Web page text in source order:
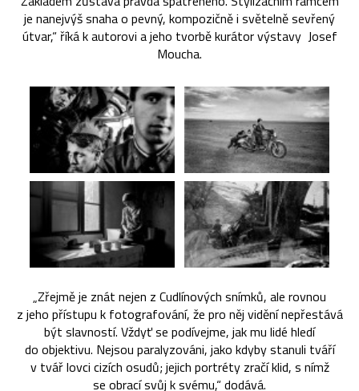
je nanejvýš snaha o pevný, kompozičně i světelně sevřený
útvar,“ říká k autorovi a jeho tvorbě kurátor výstavy Josef
Moucha.
„Zřejmě je znát nejen z Cudlínových snímků, ale rovnou
z jeho přístupu k fotografování, že pro něj vidění nepřestává
být slavností. Vždyť se podívejme, jak mu lidé hledí
do objektivu. Nejsou paralyzováni, jako kdyby stanuli tváří
v tvář lovci cizích osudů; jejich portréty zračí klid, s nímž
se obrací svůj k svému,“ dodává.